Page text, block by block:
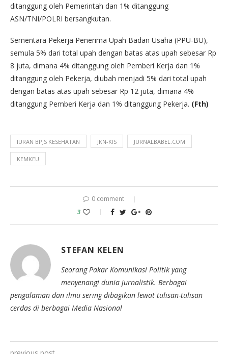
ditanggung oleh Pemerintah dan 1% ditanggung
ASN/TNI/POLRI bersangkutan.
Sementara Pekerja Penerima Upah Badan Usaha (PPU-BU),
semula 5% dari total upah dengan batas atas upah sebesar Rp
8 juta, dimana 4% ditanggung oleh Pemberi Kerja dan 1%
ditanggung oleh Pekerja, diubah menjadi 5% dari total upah
dengan batas atas upah sebesar Rp 12 juta, dimana 4%
ditanggung Pemberi Kerja dan 1% ditanggung Pekerja. (Fth)
IURAN BPJS KESEHATAN JKN-KIS JURNALBABEL.COM
KEMKEU
0 comment
3
STEFAN KELEN
Seorang Pakar Komunikasi Politik yang
menyenangi dunia jurnalistik. Berbagai
pengalaman dan ilmu sering dibagikan lewat tulisan-tulisan
cerdas di berbagai Media Nasional